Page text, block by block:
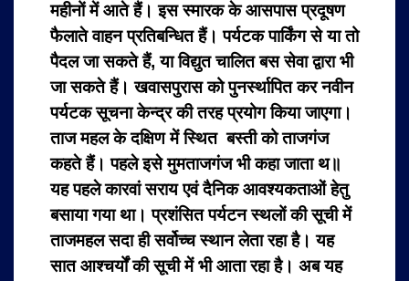
महीनों में आते हैं। इस स्मारक के आसपास प्रदूषण
फैलाते वाहन प्रतिबन्धित हैं। पर्यटक पार्किंग से या तो
पैदल जा सकते हैं, या विद्युत चालित बस सेवा द्वारा भी
जा सकते हैं। खवासपुरास को पुनर्स्थापित कर नवीन
पर्यटक सूचना केन्द्र की तरह प्रयोग किया जाएगा।
ताज महल के दक्षिण में स्थित बस्ती को ताजगंज
कहते हैं। पहले इसे मुमताजगंज भी कहा जाता थ॥
यह पहले कारवां सराय एवं दैनिक आवश्यकताओं हेतु
बसाया गया था। प्रशंसित पर्यटन स्थलों की सूची में
ताजमहल सदा ही सर्वोच्च स्थान लेता रहा है। यह
सात आश्चर्यों की सूची में भी आता रहा है। अब यह